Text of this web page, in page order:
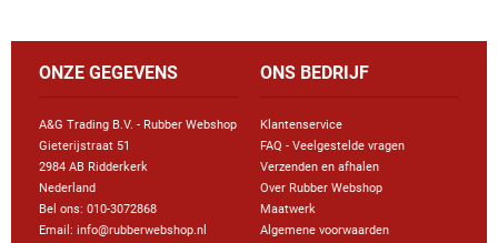
ONZE GEGEVENS
A&G Trading B.V. - Rubber Webshop
Gieterijstraat 51
2984 AB Ridderkerk
Nederland
Bel ons: 010-3072868
Email: info@rubberwebshop.nl
ONS BEDRIJF
Klantenservice
FAQ - Veelgestelde vragen
Verzenden en afhalen
Over Rubber Webshop
Maatwerk
Algemene voorwaarden